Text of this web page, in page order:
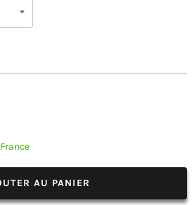
AU PANIER